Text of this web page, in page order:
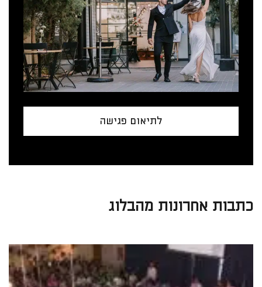
לתיאום פגישה
כתבות אחרונות מהבלוג